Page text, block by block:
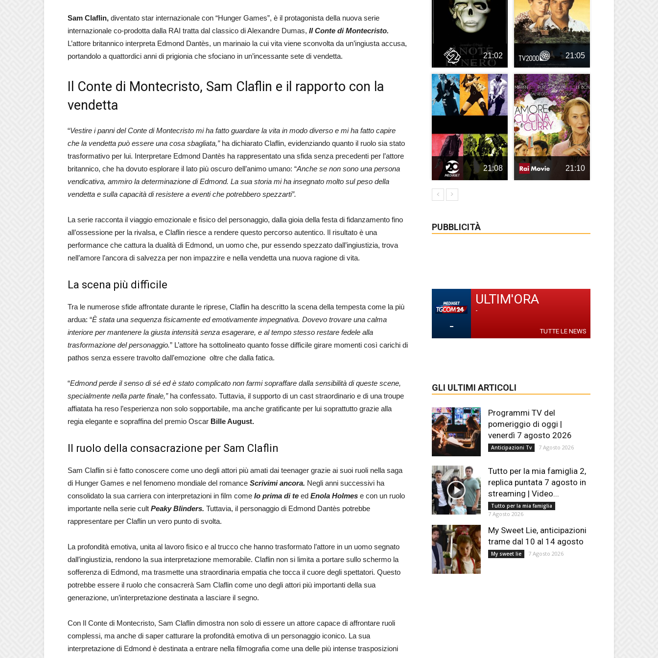
Sam Claflin, diventato star internazionale con “Hunger Games”, è il protagonista della nuova serie
internazionale co-prodotta dalla RAI tratta dal classico di Alexandre Dumas, Il Conte di Montecristo.
L’attore britannico interpreta Edmond Dantès, un marinaio la cui vita viene sconvolta da un’ingiusta accusa,
portandolo a quattordici anni di prigionia che sfociano in un’incessante sete di vendetta.
Il Conte di Montecristo, Sam Claflin e il rapporto con la
vendetta
“Vestire i panni del Conte di Montecristo mi ha fatto guardare la vita in modo diverso e mi ha fatto capire
che la vendetta può essere una cosa sbagliata,”ha dichiarato Claflin, evidenziando quanto il ruolo sia stato
trasformativo per lui. Interpretare Edmond Dantès ha rappresentato una sfida senza precedenti per l’attore
britannico, che ha dovuto esplorare il lato più oscuro dell’animo umano: “Anche se non sono una persona
vendicativa, ammiro la determinazione di Edmond. La sua storia mi ha insegnato molto sul peso della
vendetta e sulla capacità di resistere a eventi che potrebbero spezzarti”.
La serie racconta il viaggio emozionale e fisico del personaggio, dalla gioia della festa di fidanzamento fino
all’ossessione per la rivalsa, e Claflin riesce a rendere questo percorso autentico. Il risultato è una
performance che cattura la dualità di Edmond, un uomo che, pur essendo spezzato dall’ingiustizia, trova
nell’amore l’ancora di salvezza per non impazzire e nella vendetta una nuova ragione di vita.
La scena più difficile
Tra le numerose sfide affrontate durante le riprese, Claflin ha descritto la scena della tempesta come la più
ardua: “È stata una sequenza fisicamente ed emotivamente impegnativa. Dovevo trovare una calma
interiore per mantenere la giusta intensità senza esagerare, e al tempo stesso restare fedele alla
trasformazione del personaggio.” L’attore ha sottolineato quanto fosse difficile girare momenti così carichi di
pathos senza essere travolto dall’emozione oltre che dalla fatica.
“Edmond perde il senso di sé ed è stato complicato non farmi sopraffare dalla sensibilità di queste scene,
specialmente nella parte finale,”ha confessato. Tuttavia, il supporto di un cast straordinario e di una troupe
affiatata ha reso l’esperienza non solo sopportabile, ma anche gratificante per lui soprattutto grazie alla
regia elegante e sopraffina del premio Oscar Bille August.
Il ruolo della consacrazione per Sam Claflin
Sam Claflin si è fatto conoscere come uno degli attori più amati dai teenager grazie ai suoi ruoli nella saga
di Hunger Games e nel fenomeno mondiale del romance Scrivimi ancora. Negli anni successivi ha
consolidato la sua carriera con interpretazioni in film come Io prima di te ed Enola Holmes e con un ruolo
importante nella serie cult Peaky Blinders. Tuttavia, il personaggio di Edmond Dantès potrebbe
rappresentare per Claflin un vero punto di svolta.
La profondità emotiva, unita al lavoro fisico e al trucco che hanno trasformato l’attore in un uomo segnato
dall’ingiustizia, rendono la sua interpretazione memorabile. Claflin non si limita a portare sullo schermo la
sofferenza di Edmond, ma trasmette una straordinaria empatia che tocca il cuore degli spettatori. Questo
potrebbe essere il ruolo che consacrerà Sam Claflin come uno degli attori più importanti della sua
generazione, un’interpretazione destinata a lasciare il segno.
Con Il Conte di Montecristo, Sam Claflin dimostra non solo di essere un attore capace di affrontare ruoli
complessi, ma anche di saper catturare la profondità emotiva di un personaggio iconico. La sua
interpretazione di Edmond è destinata a entrare nella filmografia come una delle più intense trasposizioni
21:02 21:05
21:08 21:10
PUBBLICITÀ
-
ULTIM'ORA
-
TUTTE LE NEWS
GLI ULTIMI ARTICOLI
Programmi TV del
pomeriggio di oggi |
venerdì 7 agosto 2026
Anticipazioni Tv 7 Agosto 2026
Tutto per la mia famiglia 2,
replica puntata 7 agosto in
streaming | Video...
Tutto per la mia famiglia
7 Agosto 2026
My Sweet Lie, anticipazioni
trame dal 10 al 14 agosto
My sweet lie 7 Agosto 2026